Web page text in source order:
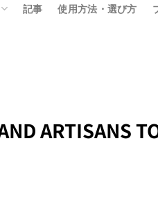
記事 使用方法・選び方
ARTISANS